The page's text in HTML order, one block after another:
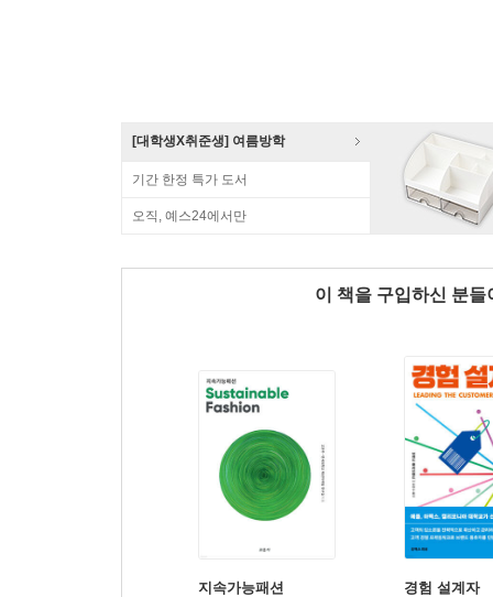
[대학생X취준생] 여름방학
기간 한정 특가 도서
오직, 예스24에서만
이 책을 구입하신 분
지속가능패션 경험 설계자